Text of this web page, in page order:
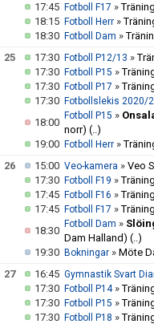
17:45 Fotboll F17 »
18:15 Fotboll Herr »
18:30 Fotboll Dam »
25
17:30 Fotboll P12/13 »
17:30 Fotboll P15 »
17:30 Fotboll P17 »
17:30 Fotbollslekis 2020/
18:00
Fotboll P15 »
norr) (..)
19:00 Fotboll Herr »
26
15:00 Veo-kamera » Veo
17:30 Fotboll F19 »
17:45 Fotboll F16 »
17:45 Fotboll F17 »
18:30
Fotboll Dam »
Dam Halland) (..)
19:30 Bokningar » Möte
27
16:45 Gymnastik Svart
17:30 Fotboll P14»
17:30 Fotboll P15 »
17:30 Fotboll P18 »